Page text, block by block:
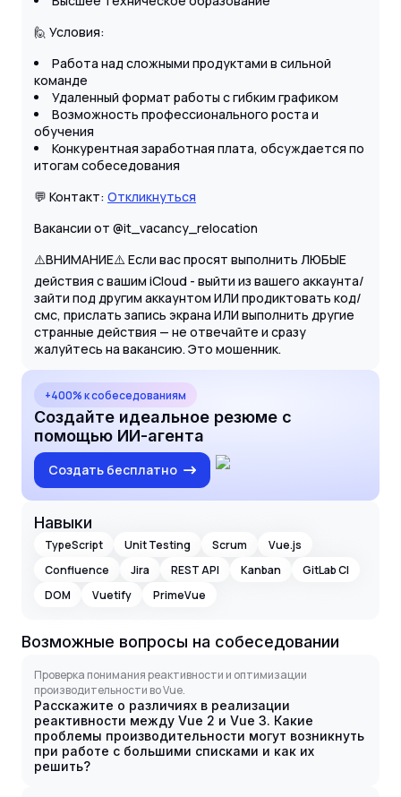
🙋 Условия:
Работа над сложными продуктами в сильной
команде
Удаленный формат работы с гибким графиком
Возможность профессионального роста и
обучения
Конкурентная заработная плата, обсуждается по
итогам собеседования
💬 Контакт: Откликнуться
Вакансии от @it_vacancy_relocation
⚠️ВНИМАНИЕ⚠️ Если вас просят выполнить ЛЮБЫЕ
действия с вашим iCloud - выйти из вашего аккаунта/
зайти под другим аккаунтом ИЛИ продиктовать код/
смс, прислать запись экрана ИЛИ выполнить другие
странные действия — не отвечайте и сразу
жалуйтесь на вакансию. Это мошенник.
+400% к собеседованиям
Создайте идеальное резюме с
помощью ИИ-агента
Создать бесплатно
Навыки
TypeScript Unit Testing Scrum
Vue.js
Confluence
Jira REST API Kanban
GitLab CI
DOM
Vuetify PrimeVue
Возможные вопросы на собеседовании
Проверка понимания реактивности и оптимизации
производительности во Vue.
Расскажите о различиях в реализации
реактивности между Vue 2 и Vue 3. Какие
проблемы производительности могут возникнуть
при работе с большими списками и как их
решить?